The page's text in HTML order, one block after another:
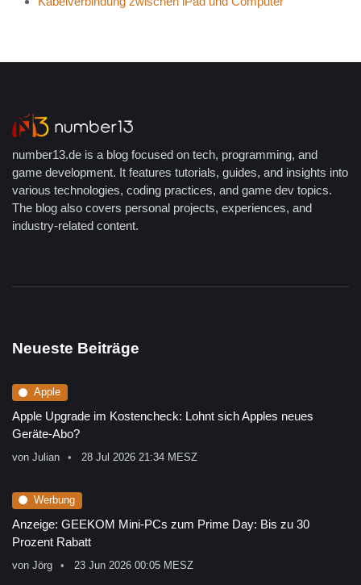
number13.de is a blog focused on tech, programming, and
game development. It features tutorials, guides, and insights into
various technologies, coding practices, and game dev topics.
The blog also covers personal projects, experiences, and
industry-related content.
Neueste Beiträge
Apple
Apple Upgrade im Kostencheck: Lohnt sich Apples neues
Geräte-Abo?
von Julian 28 Jul 2026 21:34 MESZ
Werbung
Anzeige: GEEKOM Mini-PCs zum Prime Day: Bis zu 30
Prozent Rabatt
von Jörg 23 Jun 2026 00:05 MESZ